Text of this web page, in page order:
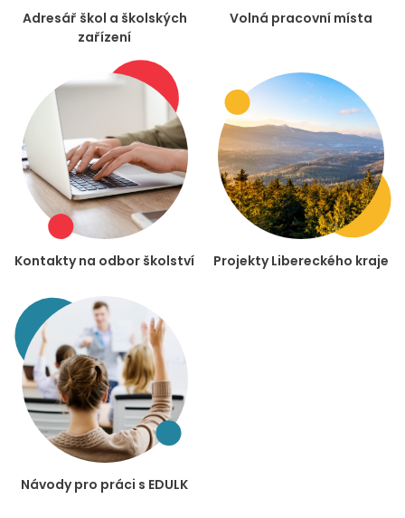
Adresář škol a školských
zařízení
Volná pracovní místa
Kontakty na odbor školství Projekty Libereckého kraje
Návody pro práci s EDULK